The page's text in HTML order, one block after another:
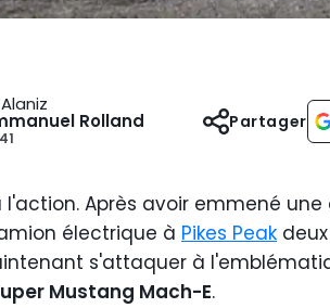
Rolland Partager
l'action. Après avoir emmené
électrique à Pikes Peak
s'attaquer à
Mustang Mach-E.